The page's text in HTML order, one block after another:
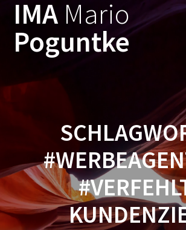
Inhalt
springen
IMA Mario
Poguntke